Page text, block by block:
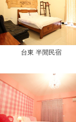
台東 半閒民宿